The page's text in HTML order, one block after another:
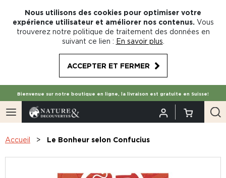
Nous utilisons des cookies pour optimiser votre
expérience utilisateur et améliorer nos contenus. Vous
trouverez notre politique de traitement des données en
suivant ce lien : En savoir plus
ACCEPTER ET FERMER
Bienvenue sur notre boutique en ligne, la livraison est gratuite en Suisse!
Accueil Le Bonheur selon Confucius